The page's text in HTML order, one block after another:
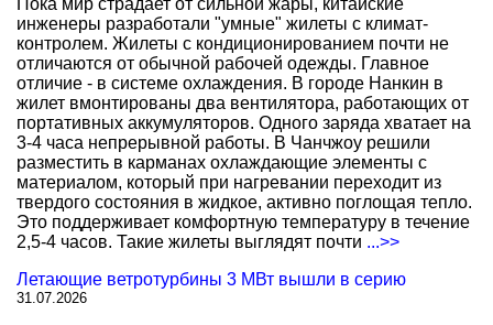
Пока мир страдает от сильной жары, китайские
инженеры разработали "умные" жилеты с климат-
контролем. Жилеты с кондиционированием почти не
отличаются от обычной рабочей одежды. Главное
отличие - в системе охлаждения. В городе Нанкин в
жилет вмонтированы два вентилятора, работающих от
портативных аккумуляторов. Одного заряда хватает на
3-4 часа непрерывной работы. В Чанчжоу решили
разместить в карманах охлаждающие элементы с
материалом, который при нагревании переходит из
твердого состояния в жидкое, активно поглощая тепло.
Это поддерживает комфортную температуру в течение
2,5-4 часов. Такие жилеты выглядят почти ...>>
Летающие ветротурбины 3 МВт вышли в серию
31.07.2026